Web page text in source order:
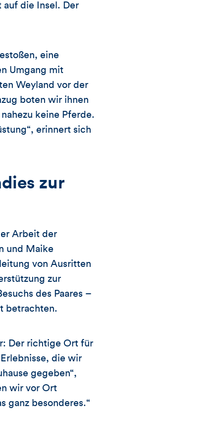
die Insel. Der
eine
Umgang mit
Weyland vor der
boten wir ihnen
keine Pferde.
erinnert sich
zur
Arbeit der
und Maike
von Ausritten
zur
des Paares –
betrachten.
Der richtige Ort für
die wir
gegeben“,
wir vor Ort
ganz besonderes.“